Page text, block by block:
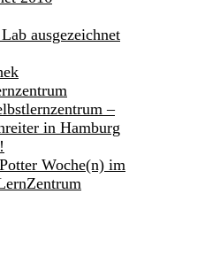
ausgezeichnet
–
in Hamburg
Woche(n) im